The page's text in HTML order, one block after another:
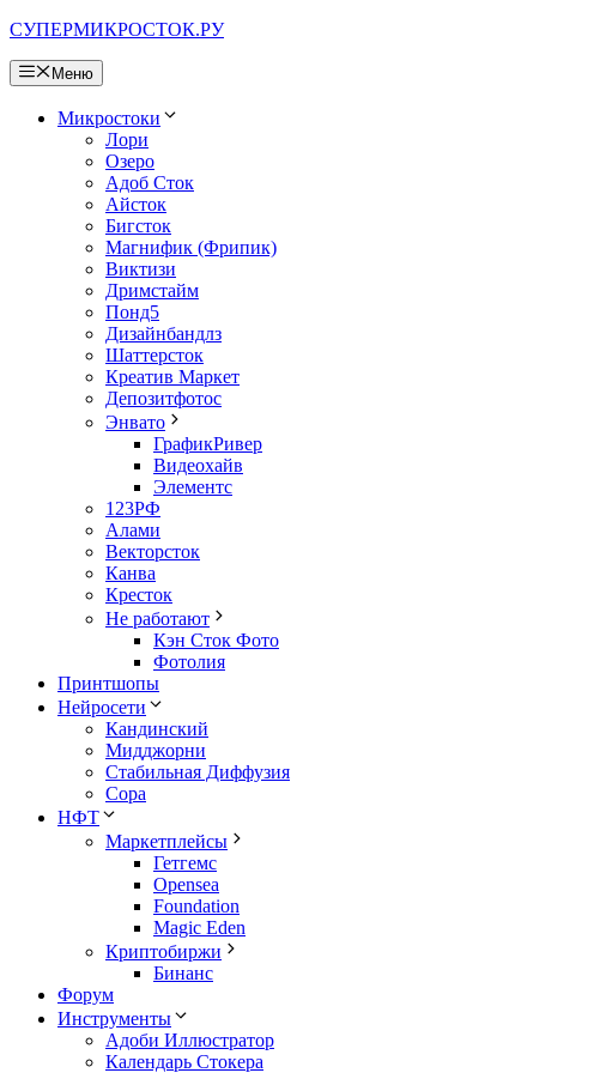
Перейти
содержимому
СУПЕРМИКРОСТОК.РУ
Меню
Микростоки
Лори
Озеро
Адоб Сток
Айсток
Бигсток
Магнифик (Фрипик)
Виктизи
Дримстайм
Понд5
Дизайнбандлз
Шаттерсток
Креатив Маркет
Депозитфотос
Энвато
ГрафикРивер
Видеохайв
Элементс
123РФ
Алами
Векторсток
Канва
Кресток
Не работают
Кэн Сток Фото
Фотолия
Принтшопы
Нейросети
Кандинский
Мидджорни
Стабильная Диффузия
Сора
НФТ
Маркетплейсы
Гетгемс
Opensea
Foundation
Magic Eden
Криптобиржи
Бинанс
Форум
Инструменты
Адоби Иллюстратор
Календарь Стокера